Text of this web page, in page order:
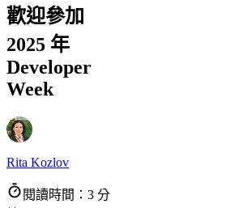
歡迎參加
2025 年
Developer
Week
Rita Kozlov
閱讀時間：3 分